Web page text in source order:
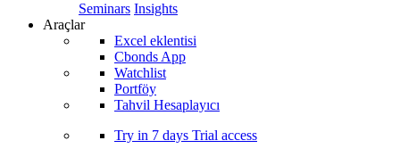
Seminars Insights
Araçlar
Excel eklentisi
Cbonds App
Watchlist
Portföy
Tahvil Hesaplayıcı
Try in 7 days Trial access